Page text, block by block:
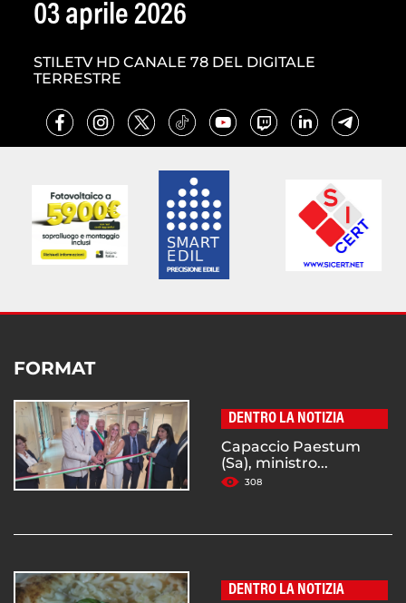
03 aprile 2026
STILETV HD CANALE 78 DEL DIGITALE
TERRESTRE
FORMAT
DENTRO LA NOTIZIA
Capaccio Paestum
(Sa), ministro...
308
DENTRO LA NOTIZIA